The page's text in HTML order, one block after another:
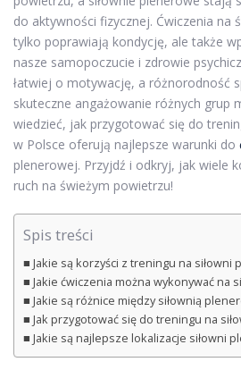
do aktywności fizycznej. Ćwiczenia na
tylko poprawiają kondycję, ale także
nasze samopoczucie i zdrowie
łatwiej o motywację, a różnorodność
skuteczne angażowanie różnych grup
wiedzieć, jak przygotować się do
w Polsce oferują najlepsze warunki do
plenerowej. Przyjdź i odkryj, jak wiele
ruch na świeżym powietrzu!
Spis treści
Jakie są korzyści z treningu na siłowni
Jakie ćwiczenia można wykonywać na
Jakie są różnice między siłownią
Jak przygotować się do treningu na
Jakie są najlepsze lokalizacje siłowni